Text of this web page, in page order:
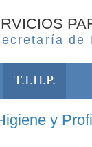
de
T.I.H.P.
y